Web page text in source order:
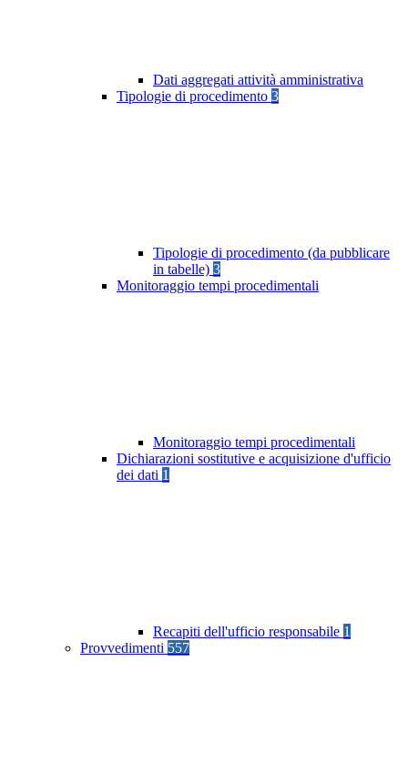
Dati aggregati attività amministrativa
Tipologie di procedimento 3
Tipologie di procedimento (da pubblicare
in tabelle) 3
Monitoraggio tempi procedimentali
Monitoraggio tempi procedimentali
Dichiarazioni sostitutive e acquisizione d'ufficio
dei dati 1
Recapiti dell'ufficio responsabile 1
Provvedimenti 557